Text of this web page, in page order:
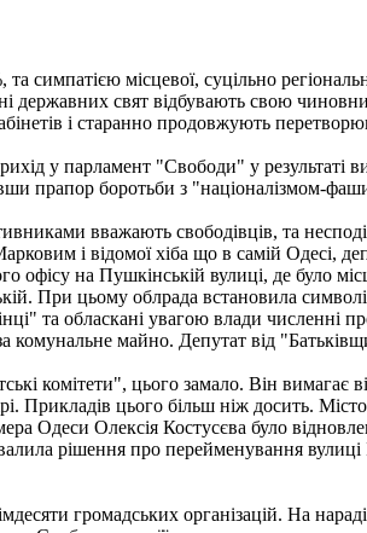
симпатією місцевої, суцільно
державних свят відбувають свою
і старанно продовжують
у парламент "Свободи" у результаті
прапор боротьби з "націоналізмом-
вважають свободівців, та
і відомої хіба що в самій Одесі,
на Пушкінській вулиці, де було
При цьому облрада встановила
та обласкані увагою влади численні
комунальне майно. Депутат від
комітети", цього замало. Він
Прикладів цього більш ніж досить.
Одеси Олексія Костусєва було
рішення про перейменування вулиці
громадських організацій. На